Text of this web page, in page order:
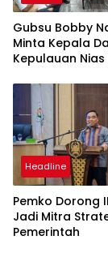
Gubsu Bobby
Minta Kepala
Kepulauan
Headline
Pemko Dorong
Jadi Mitra
Pemerintah